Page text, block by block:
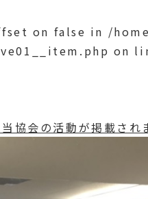
on false in /
on
協会の活動が掲載され